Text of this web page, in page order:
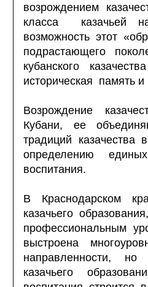
возрождением
класса казачьей
возможность этот
подрастающего
кубанского
историческая память
Возрождение
Кубани, ее
традиций казачества
определению
воспитания.
В Краснодарском
казачьего
профессиональным
выстроена
направленности,
казачьего